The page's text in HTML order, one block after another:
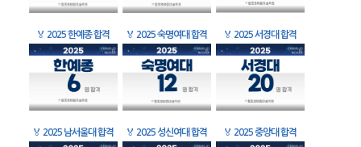
🏅 2025 한예종 합격 🏅 2025 숙명여대 합격 🏅 2025 서경대 합격
🏅 2025 남서울대 합격 🏅 2025 성신여대 합격 🏅 2025 중앙대 합격